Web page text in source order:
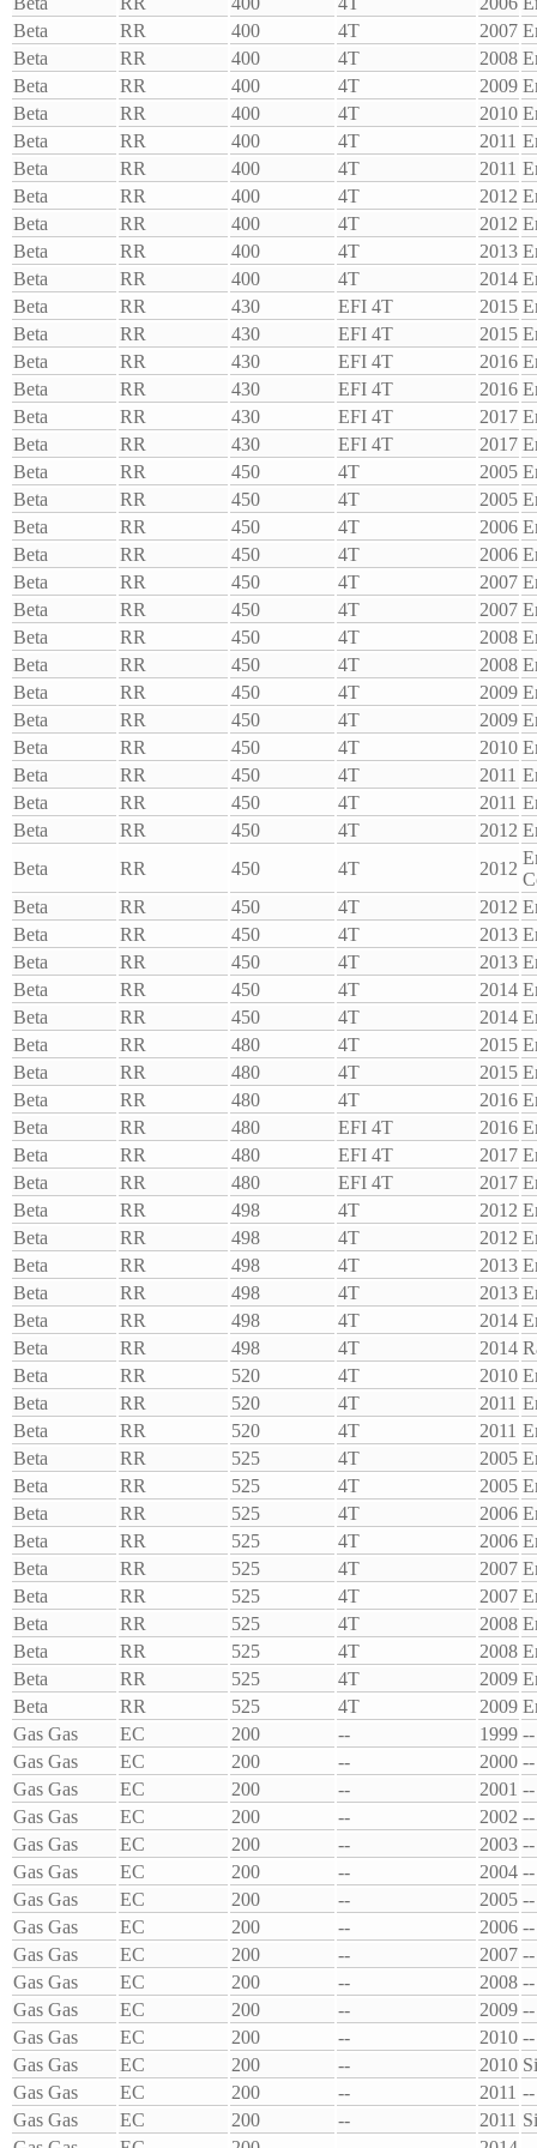
Beta
RR 400 4T 2007
Beta
RR 400 4T 2008
Beta
RR 400 4T 2009
Beta
RR 400 4T 2010
Beta
RR 400 4T 2011
Beta
RR 400 4T 2011
Beta
RR 400 4T 2012
Beta
RR 400 4T 2012
Beta
RR 400 4T 2013
Beta
RR 400 4T 2014
Beta
RR 430 EFI 4T 2015
Beta
RR 430 EFI 4T 2015
Beta
RR 430 EFI 4T 2016
Beta
RR 430 EFI 4T 2016
Beta
RR 430 EFI 4T 2017
Beta
RR 430 EFI 4T 2017
Beta
RR 450 4T 2005
Beta
RR 450 4T 2005
Beta
RR 450 4T 2006
Beta
RR 450 4T 2006
Beta
RR 450 4T 2007
Beta
RR 450 4T 2007
Beta
RR 450 4T 2008
Beta
RR 450 4T 2008
Beta
RR 450 4T 2009
Beta
RR 450 4T 2009
Beta
RR 450 4T 2010
Beta
RR 450 4T 2011
Beta
RR 450 4T 2011
Beta
RR 450 4T 2012
Beta
RR 450 4T 2012
Beta
RR 450 4T 2012
Beta
RR 450 4T 2013
Beta
RR 450 4T 2013
Beta
RR 450 4T 2014
Beta
RR 450 4T 2014
Beta
RR 480 4T 2015
Beta
RR 480 4T 2015
Beta
RR 480 4T 2016
Beta
RR 480 EFI 4T 2016
Beta
RR 480 EFI 4T 2017
Beta
RR 480 EFI 4T 2017
Beta
RR 498 4T 2012
Beta
RR 498 4T 2012
Beta
RR 498 4T 2013
Beta
RR 498 4T 2013
Beta
RR 498 4T 2014
Beta
RR 498 4T 2014
Beta
RR 520 4T 2010
Beta
RR 520 4T 2011
Beta
RR 520 4T 2011
Beta
RR 525 4T 2005
Beta
RR 525 4T 2005
Beta
RR 525 4T 2006
Beta
RR 525 4T 2006
Beta
RR 525 4T 2007
Beta
RR 525 4T 2007
Beta
RR 525 4T 2008
Beta
RR 525 4T 2008
Beta
RR 525 4T 2009
Beta
RR 525 4T 2009
Gas Gas
EC 200 -- 1999 --
Gas Gas
EC 200 -- 2000 --
Gas Gas
EC 200 -- 2001 --
Gas Gas
EC 200 -- 2002 --
Gas Gas
EC 200 -- 2003 --
Gas Gas
EC 200 -- 2004 --
Gas Gas
EC 200 -- 2005 --
Gas Gas
EC 200 -- 2006 --
Gas Gas
EC 200 -- 2007 --
Gas Gas
EC 200 -- 2008 --
Gas Gas
EC 200 -- 2009 --
Gas Gas
EC 200 -- 2010 --
Gas Gas
EC 200 -- 2010
Gas Gas
EC 200 -- 2011 --
Gas Gas
EC 200 -- 2011